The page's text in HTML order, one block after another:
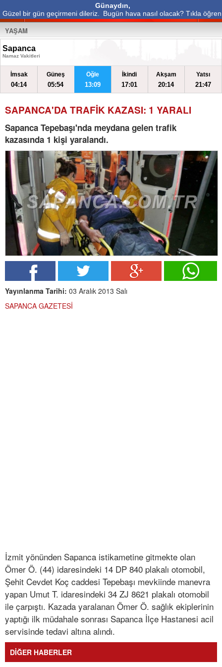
Günaydın,
Güzel bir gün geçirmeni dileriz.
Bugün hava nasıl olacak? Tıkla öğren
YAŞAM
Sapanca
Namaz Vakitleri
İmsak
04:14
Güneş
05:54
Öğle
13:09
İkindi
17:01
Akşam
20:14
Yatsı
21:47
SAPANCA'DA TRAFİK KAZASI: 1 YARALI
Sapanca Tepebaşı'nda meydana gelen trafik
kazasında 1 kişi yaralandı.
Yayınlanma Tarihi: 03 Aralık 2013 Salı
SAPANCA GAZETESİ
İzmit yönünden Sapanca istikametine gitmekte olan
Ömer Ö. (44) idaresindeki 14 DP 840 plakalı otomobil,
Şehit Cevdet Koç caddesi Tepebaşı mevkiinde manevra
yapan Umut T. idaresindeki 34 ZJ 8621 plakalı otomobil
ile çarpıştı. Kazada yaralanan Ömer Ö. sağlık ekiplerinin
yaptığı ilk müdahale sonrası Sapanca İlçe Hastanesi acil
servisinde tedavi altına alındı.
DİĞER HABERLER